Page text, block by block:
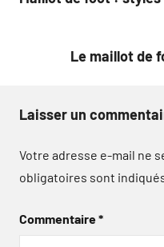
de
Le maillot de
Laisser un
Votre adresse e-mail ne
obligatoires sont
Commentaire*